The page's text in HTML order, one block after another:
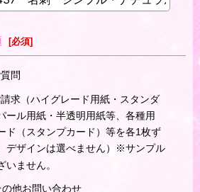
[必須]
問
求（ハイグレード用紙・スタンダ
ール用紙・半透明用紙等、各種用
ド（スタンプカード）等を各1枚ず
デザインは選べません）※サンプル
ません。
の他お問い合わせ